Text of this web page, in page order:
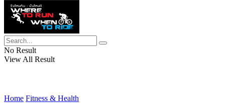
No Result
View All Result
Home Fitness & Health